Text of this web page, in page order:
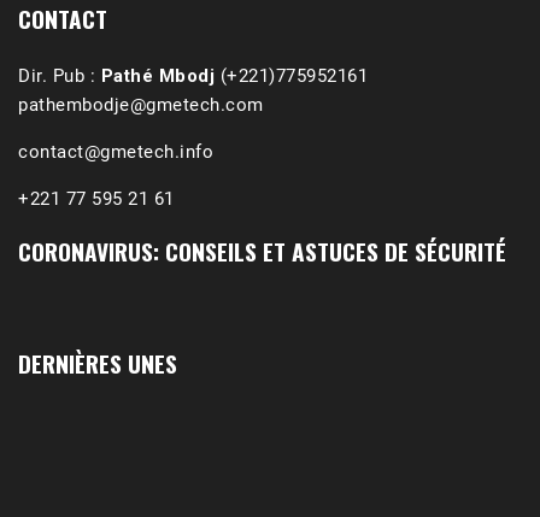
1988-1989 :  La polémique de Guidimakha
CONTACT
Dir. Pub : Pathé Mbodj (+221)775952161
pathembodje@gmetech.com
contact@gmetech.info
+221 77 595 21 61
CORONAVIRUS: CONSEILS ET ASTUCES DE SÉCURITÉ
DERNIÈRES UNES